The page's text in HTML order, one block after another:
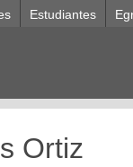
Estudiantes
Ortiz